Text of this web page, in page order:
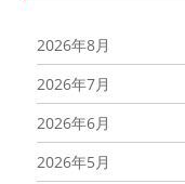
2026年8月
2026年7月
2026年6月
2026年5月